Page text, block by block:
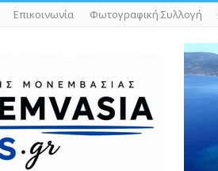
Επικοινωνία Φωτογραφική Συλλογή